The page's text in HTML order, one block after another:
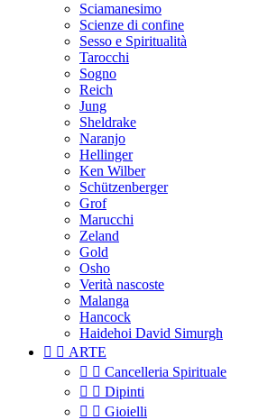
Sciamanesimo
Scienze di confine
Sesso e Spiritualità
Tarocchi
Sogno
Reich
Jung
Sheldrake
Naranjo
Hellinger
Ken Wilber
Schützenberger
Grof
Marucchi
Zeland
Gold
Osho
Verità nascoste
Malanga
Hancock
Haidehoi David Simurgh
  ARTE
  Cancelleria Spirituale
  Dipinti
  Gioielli